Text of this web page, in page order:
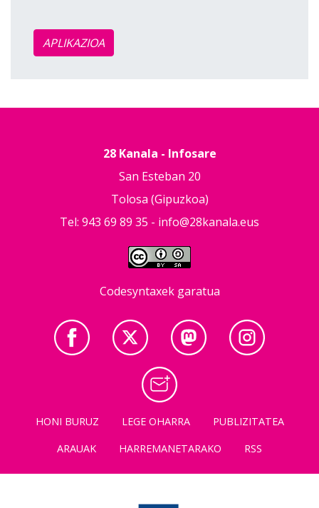
APLIKAZIOA
28 Kanala - Infosare
San Esteban 20
Tolosa (Gipuzkoa)
Tel: 943 69 89 35 - info@28kanala.eus
Codesyntaxek garatua
HONI BURUZ LEGE OHARRA
PUBLIZITATEA
ARAUAK
HARREMANETARAKO RSS